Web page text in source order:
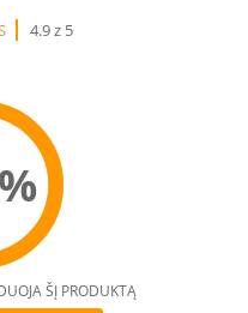
4.9 z 5
ŠĮ PRODUKTĄ